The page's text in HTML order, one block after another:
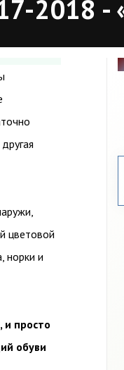
2018 -
цветовой
норки и
и просто
обуви